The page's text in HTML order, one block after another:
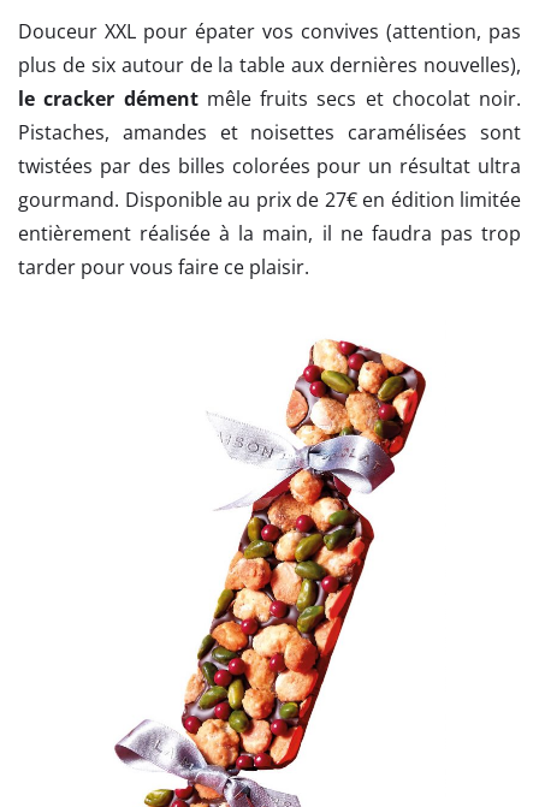
Douceur XXL pour épater vos convives (attention, pas
plus de six autour de la table aux dernières nouvelles),
le cracker dément mêle fruits secs et chocolat noir.
Pistaches, amandes et noisettes caramélisées sont
twistées par des billes colorées pour un résultat ultra
gourmand. Disponible au prix de 27€ en édition limitée
entièrement réalisée à la main, il ne faudra pas trop
tarder pour vous faire ce plaisir.